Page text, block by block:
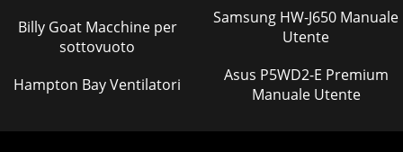
Billy Goat Macchine per
sottovuoto
Hampton Bay Ventilatori
Samsung HW-J650 Manuale
Utente
Asus P5WD2-E Premium
Manuale Utente